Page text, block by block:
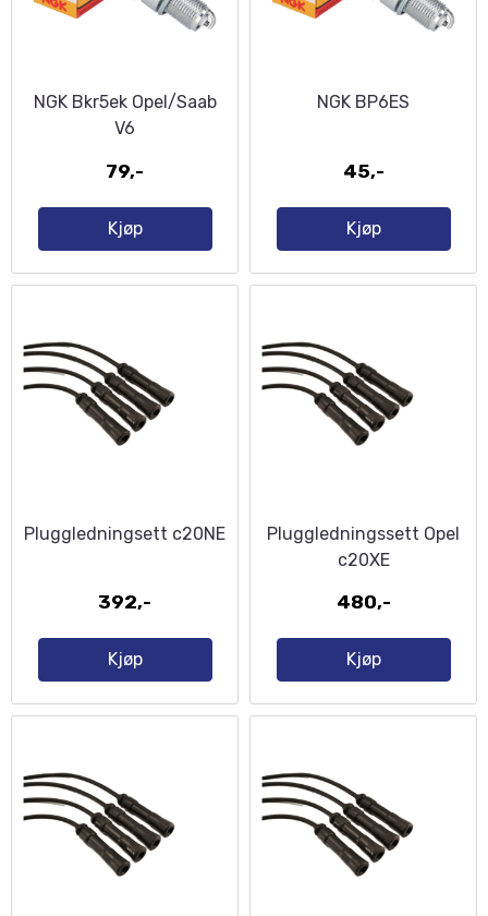
NGK Bkr5ek Opel/Saab
V6
79,-
Kjøp
NGK BP6ES
45,-
Kjøp
Pluggledningsett c20NE
392,-
Kjøp
Pluggledningssett Opel
c20XE
480,-
Kjøp